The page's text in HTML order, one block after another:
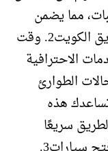
مما يضمن
نتيجة ناجحة.مفاتيح سيارات الصديق الكويت2. وقت
الاحترافية
الطوارئ
هذه
سريعًا